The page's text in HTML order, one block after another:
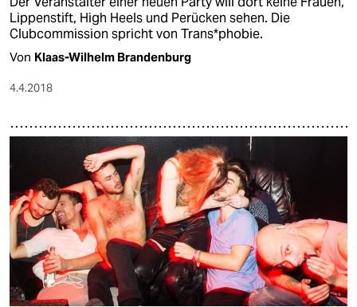
Lippenstift, High Heels und Perücken sehen. Die
Clubcommission spricht von Trans*phobie.
Von Klaas-Wilhelm Brandenburg
4.4.2018